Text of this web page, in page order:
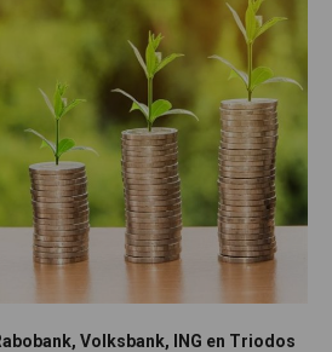
Volksbank, ING en Triodos